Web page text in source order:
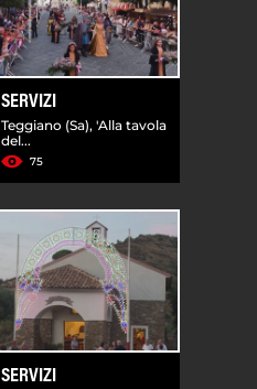
SERVIZI
Teggiano (Sa), 'Alla tavola
del...
75
SERVIZI